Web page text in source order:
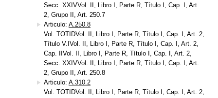
Secc. XXIVVol. II, Libro I, Parte R, Título I, Cap. I, Art.
2, Grupo II, Art. 250.7
Articulo: A.250.8
Vol. TOTIDVol. II, Libro I, Parte R, Título I, Cap. I, Art. 2,
Título V.IVol. II, Libro I, Parte R, Título I, Cap. I, Art. 2,
Cap. IIVol. II, Libro I, Parte R, Título I, Cap. I, Art. 2,
Secc. XXIVVol. II, Libro I, Parte R, Título I, Cap. I, Art.
2, Grupo II, Art. 250.8
Articulo: A.310.2
Vol. TOTIDVol. II, Libro I, Parte R, Título I, Cap. I, Art. 2,